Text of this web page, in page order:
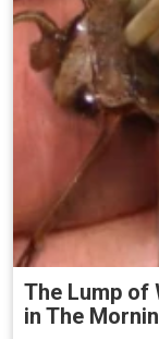
The Lump of
in The